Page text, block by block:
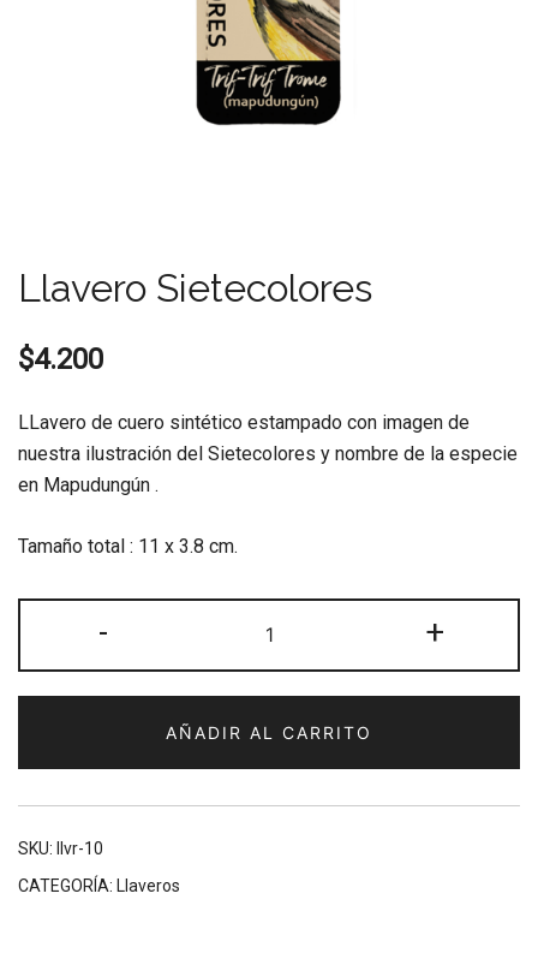
Llavero Sietecolores
$4.200
LLavero de cuero sintético estampado con imagen de
nuestra ilustración del Sietecolores y nombre de la especie
en Mapudungún .
Tamaño total : 11 x 3.8 cm.
-
Sietecolores
cantidad
+
AÑADIR AL CARRITO
SKU:
llvr-10
CATEGORÍA: Llaveros